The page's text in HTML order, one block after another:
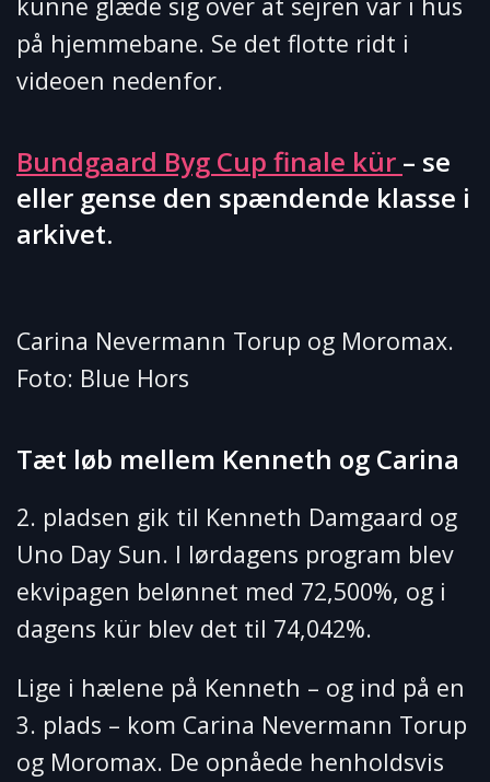
kunne glæde sig over at sejren var i hus
på hjemmebane. Se det flotte ridt i
videoen nedenfor.
Bundgaard Byg Cup finale kür – se
eller gense den spændende klasse i
arkivet.
Carina Nevermann Torup og Moromax.
Foto: Blue Hors
Tæt løb mellem Kenneth og Carina
2. pladsen gik til Kenneth Damgaard og
Uno Day Sun. I lørdagens program blev
ekvipagen belønnet med 72,500%, og i
dagens kür blev det til 74,042%.
Lige i hælene på Kenneth – og ind på en
3. plads – kom Carina Nevermann Torup
og Moromax. De opnåede henholdsvis